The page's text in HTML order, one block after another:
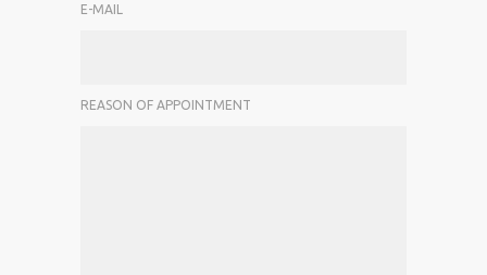
E-MAIL
REASON OF APPOINTMENT